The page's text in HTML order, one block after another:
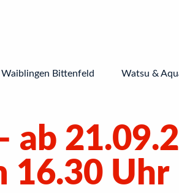
Bittenfeld Watsu &
ab
16.30 Uhr